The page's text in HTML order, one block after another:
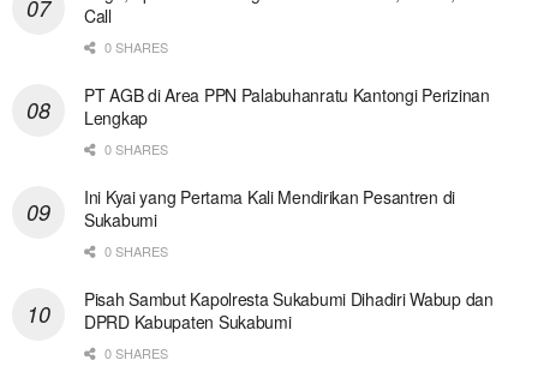
Call
0 SHARES
PT AGB di Area PPN Palabuhanratu Kantongi Perizinan
Lengkap
0 SHARES
Ini Kyai yang Pertama Kali Mendirikan Pesantren di
Sukabumi
0 SHARES
Pisah Sambut Kapolresta Sukabumi Dihadiri Wabup dan
DPRD Kabupaten Sukabumi
0 SHARES